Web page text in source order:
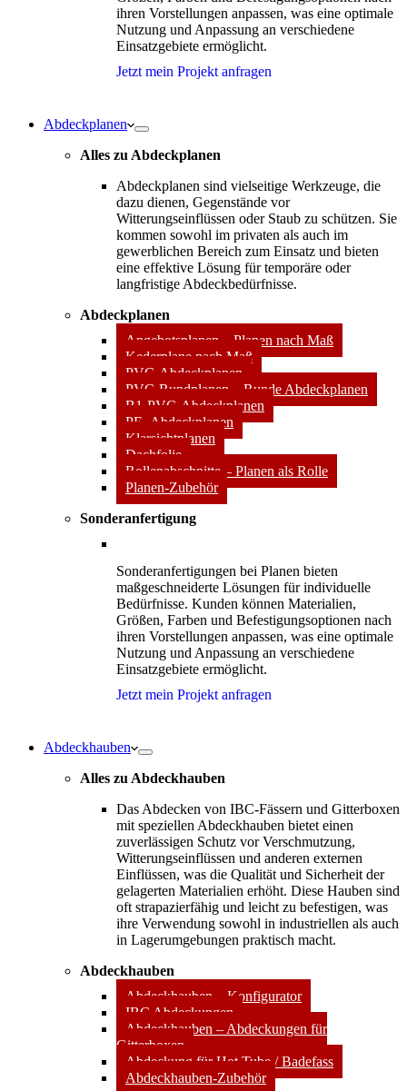
ihren Vorstellungen anpassen, was eine optimale
Nutzung und Anpassung an verschiedene
Einsatzgebiete ermöglicht.
Jetzt mein Projekt anfragen
Abdeckplanen
Alles zu Abdeckplanen
Abdeckplanen sind vielseitige Werkzeuge, die
dazu dienen, Gegenstände vor
Witterungseinflüssen oder Staub zu schützen. Sie
kommen sowohl im privaten als auch im
gewerblichen Bereich zum Einsatz und bieten
eine effektive Lösung für temporäre oder
langfristige Abdeckbedürfnisse.
Abdeckplanen
Angebotsplanen – Planen nach Maß
Kederplane nach Maß
PVC-Abdeckplanen
PVC-Rundplanen – Runde Abdeckplanen
B1-PVC-Abdeckplanen
PE- Abdeckplanen
Klarsichtplanen
Dachfolie
Rollenabschnitte – Planen als Rolle
Planen-Zubehör
Sonderanfertigung
Sonderanfertigungen bei Planen bieten
maßgeschneiderte Lösungen für individuelle
Bedürfnisse. Kunden können Materialien,
Größen, Farben und Befestigungsoptionen nach
ihren Vorstellungen anpassen, was eine optimale
Nutzung und Anpassung an verschiedene
Einsatzgebiete ermöglicht.
Jetzt mein Projekt anfragen
Abdeckhauben
Alles zu Abdeckhauben
Das Abdecken von IBC-Fässern und Gitterboxen
mit speziellen Abdeckhauben bietet einen
zuverlässigen Schutz vor Verschmutzung,
Witterungseinflüssen und anderen externen
Einflüssen, was die Qualität und Sicherheit der
gelagerten Materialien erhöht. Diese Hauben sind
oft strapazierfähig und leicht zu befestigen, was
ihre Verwendung sowohl in industriellen als auch
in Lagerumgebungen praktisch macht.
Abdeckhauben
Abdeckhauben – Konfigurator
IBC Abdeckungen
Abdeckhauben – Abdeckungen für
Gitterboxen
Abdeckung für Hot Tube / Badefass
Abdeckhauben-Zubehör